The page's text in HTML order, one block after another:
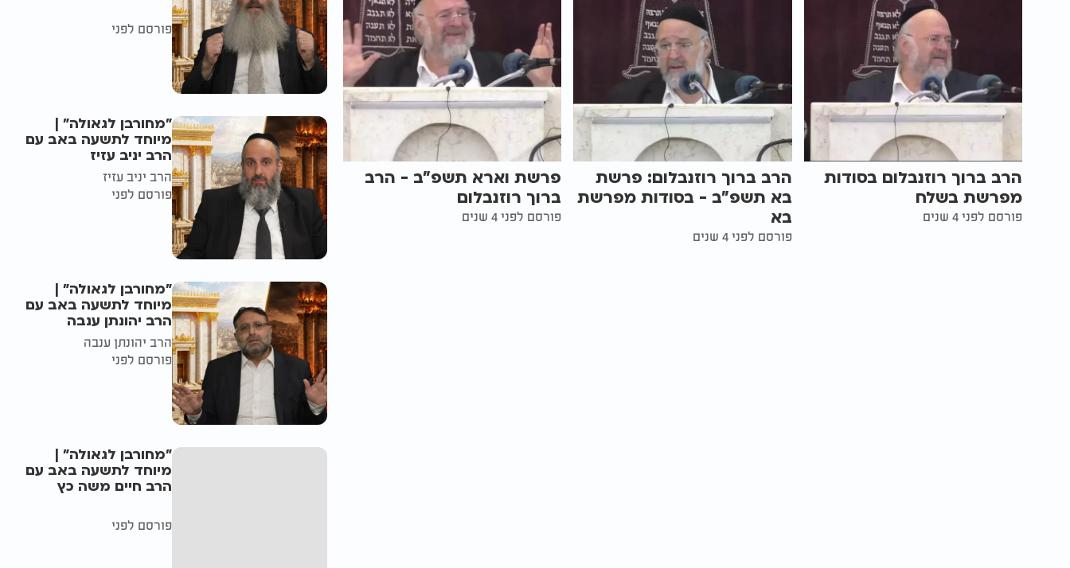
הרב ברוך רוזנבלום בסודות
מפרשת בשלח
פורסם לפני 4 שנים
הרב ברוך רוזנבלום: פרשת
בא תשפ"ב - בסודות מפרשת
בא
פורסם לפני 4 שנים
פרשת וארא תשפ"ב - הרב
ברוך רוזנבלום
פורסם לפני 4 שנים
פורסם לפני
"מחורבן לגאולה" |
מיוחד לתשעה באב עם
הרב יניב עזיז
הרב יניב עזיז
פורסם לפני
"מחורבן לגאולה" |
מיוחד לתשעה באב עם
הרב יהונתן ענבה
הרב יהונתן ענבה
פורסם לפני
"מחורבן לגאולה" |
מיוחד לתשעה באב עם
הרב חיים משה כץ
פורסם לפני